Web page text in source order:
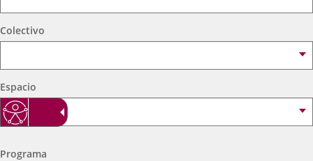
externa.externa.
Colectivo
Espacio
Programa